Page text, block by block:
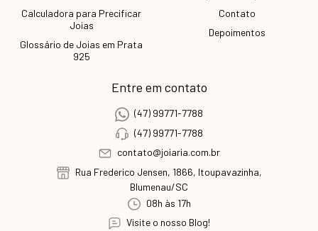
Calculadora para Precificar
Joias
Glossário de Joias em Prata
925
Contato
Depoimentos
Entre em contato
(47) 99771-7788
(47) 99771-7788
contato@joiaria.com.br
Rua Frederico Jensen, 1866, Itoupavazinha,
Blumenau/SC
08h às 17h
Visite o nosso Blog!